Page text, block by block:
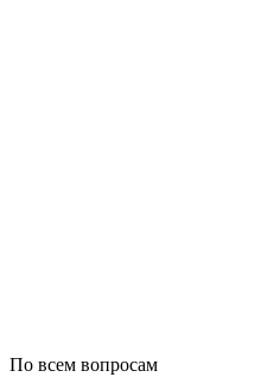
По всем вопросам